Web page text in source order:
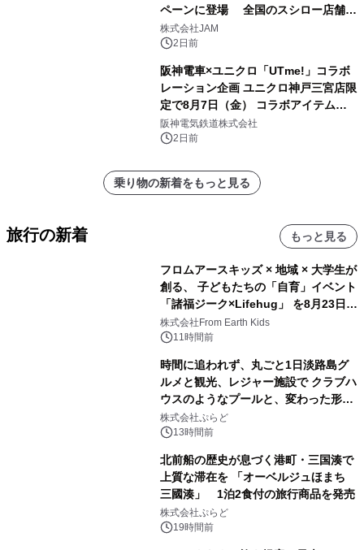
ペーンに登場 全国のスシロー店舗で
GR 4車種の FUNBOO(ミニカー)付き
メニューが展開されます
株式会社JAM
2日前
阪神電車×ユニクロ「UTme!」コラボ
レーション企画 ユニクロ神戸三宮店限
定で8月7日（金） コラボアイテムが
発売決定！
阪神電気鉄道株式会社
2日前
乗り物の新着をもっと見る
旅行の新着 もっと見る
フロムアースキッズ × 地域 × 大学生が
創る、 子どもたちの「自育」イベント
「諸福ジーク×Lifehug」 を8月23日
(日)開催
株式会社From Earth Kids
11時間前
時間に追われず、丸ごと1日淡路島グ
ルメと観光、レジャー施設で クラブハ
ウスのようなプールと、変わった形の
サウナも 「THE BOXY AWAJI」のお
得な素泊まり連泊プランで
株式会社ぷらど
13時間前
北前船の歴史が息づく港町・三国湊で
上質な滞在を 「オーベルジュほまち
三國湊」 1泊2食付の旅行商品を発売
株式会社ぷらど
19時間前